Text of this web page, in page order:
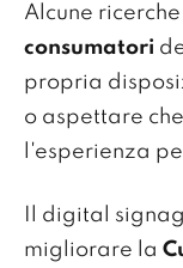
Alcune
consumatori
propria
o aspettare
l'esperienza
Il digital
migliorare la